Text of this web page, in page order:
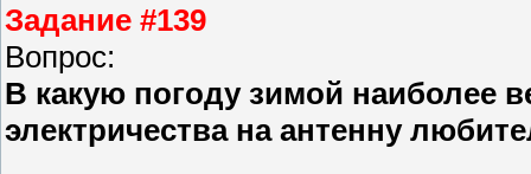
Задание #139
Вопрос:
В какую погоду зимой наиболее
электричества на антенну